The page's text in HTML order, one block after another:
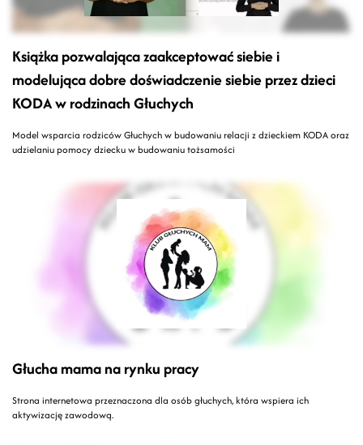
Książka pozwalająca zaakceptować siebie i
modelująca dobre doświadczenie siebie przez dzieci
KODA w rodzinach Głuchych
Model wsparcia rodziców Głuchych w budowaniu relacji z dzieckiem KODA oraz
udzielaniu pomocy dziecku w budowaniu tożsamości
Głucha mama na rynku pracy
Strona internetowa przeznaczona dla osób głuchych, która wspiera ich
aktywizację zawodową.